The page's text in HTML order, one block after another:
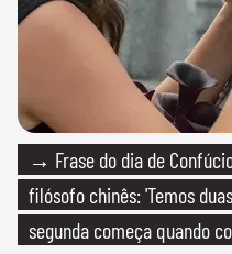
→ Frase do dia de
filósofo chinês: 'Temos
segunda começa quando